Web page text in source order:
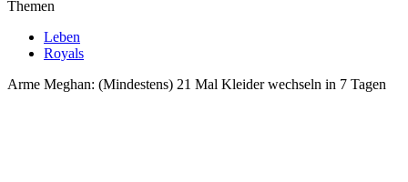
Themen
Leben
Royals
Arme Meghan: (Mindestens) 21 Mal Kleider wechseln in 7 Tagen